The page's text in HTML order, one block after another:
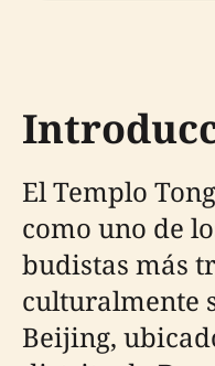
El Templo
como uno de
budistas más
culturalmente
Beijing,